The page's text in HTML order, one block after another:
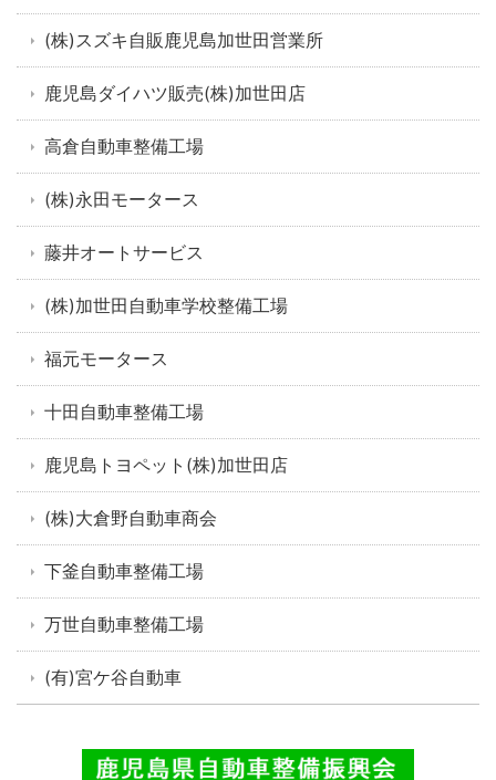
(株)スズキ自販鹿児島加世田営業所
鹿児島ダイハツ販売(株)加世田店
高倉自動車整備工場
(株)永田モータース
藤井オートサービス
(株)加世田自動車学校整備工場
福元モータース
十田自動車整備工場
鹿児島トヨペット(株)加世田店
(株)大倉野自動車商会
下釜自動車整備工場
万世自動車整備工場
(有)宮ケ谷自動車